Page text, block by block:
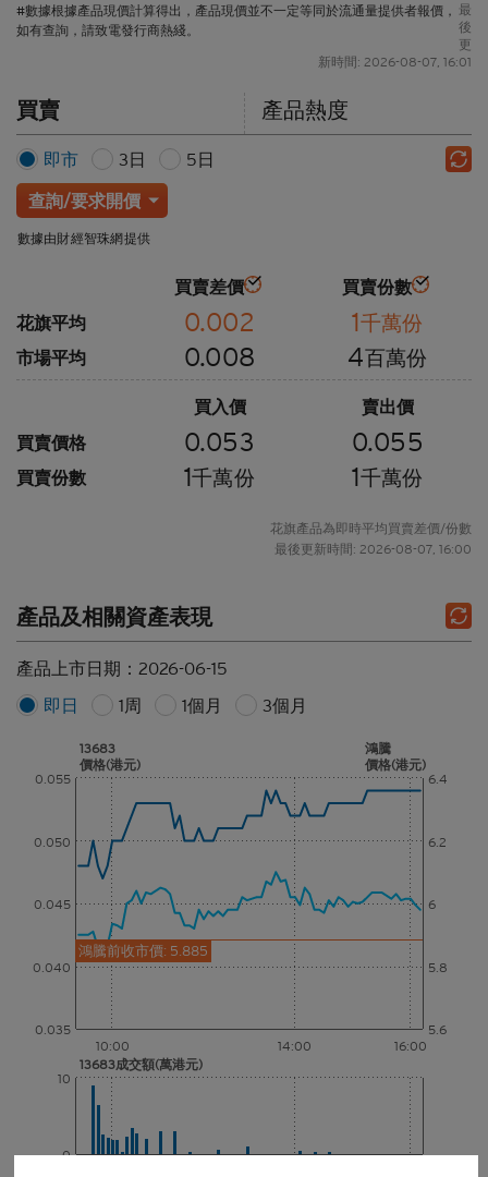
#數據根據產品現價計算得出，產品現價並不一定等同於流通量提供者報價，
如有查詢，請致電發行商熱綫。
最
後
更
新時間: 2026-08-07, 16:01
買賣 產品熱度
即市 3日 5日
查詢/要求開價
數據由財經智珠網提供
買賣差價
買賣份數
花旗平均
0.002 1千萬份
市場平均 0.008 4百萬份
買入價
賣出價
買賣價格
0.053 0.055
買賣份數 1千萬份 1千萬份
花旗產品為即時平均買賣差價/份數
最後更新時間: 2026-08-07, 16:00
產品及相關資產表現
產品上市日期： 2026-06-15
即日
1周 1個月 3個月
13683
價格(港元)
鴻騰
價格(港元)
13683成交額(萬港元)
10:00 14:00 16:00
0.035
0.040
0.045
0.050
0.055
5.6
5.8
6
6.2
6.4
0
10
鴻騰前收市價: 5.885